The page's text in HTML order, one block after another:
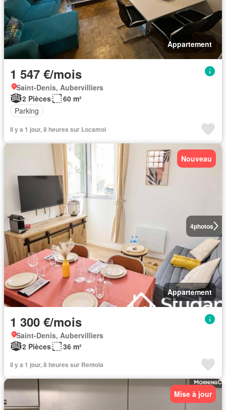
Appartement
1 547 €/mois
Saint-Denis, Aubervilliers
2 Pièces
60 m²
Parking
Il y a 1 jour, 8 heures sur Locamoi
4photos
Nouveau
Appartement
1 300 €/mois
Saint-Denis, Aubervilliers
2 Pièces
36 m²
Il y a 1 jour, 8 heures sur Rentola
Mise à jour